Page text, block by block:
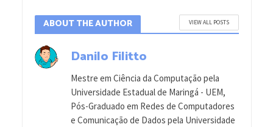
ABOUT THE AUTHOR VIEW ALL POSTS
Danilo Filitto
Mestre em Ciência da Computação pela
Universidade Estadual de Maringá - UEM,
Pós-Graduado em Redes de Computadores
e Comunicação de Dados pela Universidade